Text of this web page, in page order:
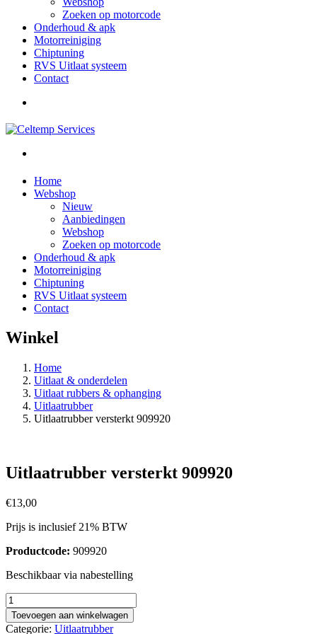
Zoeken op motorcode
Onderhoud & apk
Motorreiniging
Chiptuning
RVS Uitlaat systeem
Contact
Home
Webshop
Nieuw
Aanbiedingen
Webshop
Zoeken op motorcode
Onderhoud & apk
Motorreiniging
Chiptuning
RVS Uitlaat systeem
Contact
Winkel
Home
Uitlaat & onderdelen
Uitlaat rubbers & ophanging
Uitlaatrubber
Uitlaatrubber versterkt 909920
Uitlaatrubber versterkt 909920
€13,00
Prijs is inclusief 21% BTW
Productcode: 909920
Beschikbaar via nabestelling
Uitlaatrubber
versterkt
909920
Toevoegen aan winkelwagen
Categorie: Uitlaatrubber